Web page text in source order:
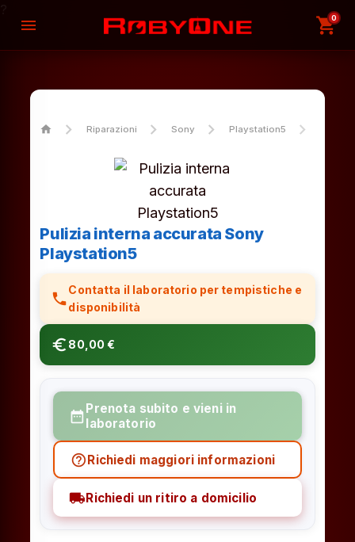
menu shopping_cart
0
home Riparazioni Sony Playstation5
Pulizia interna accurata Sony
Playstation5
phone
Contatta il laboratorio per tempistiche e
disponibilità
euro_symbol 80,00 €
help_outlineRichiedi maggiori informazioni
date_range Prenota subito e vieni in
laboratorio
local_shippingRichiedi un ritiro a domicilio